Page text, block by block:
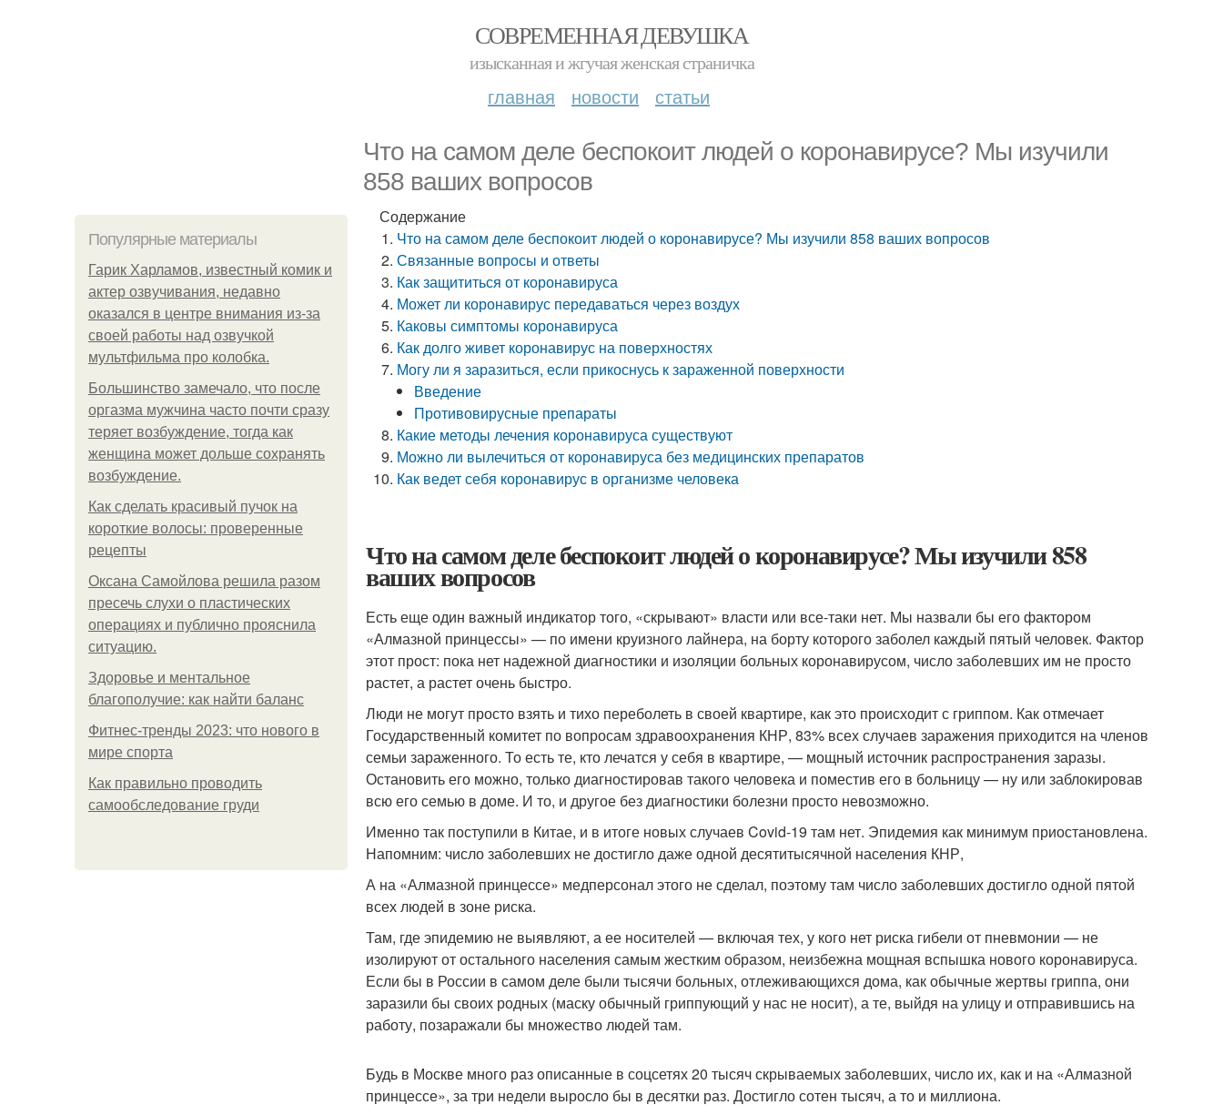
СОВРЕМЕННАЯ ДЕВУШКА
изысканная и жгучая женская страничка
главная новости статьи
Что на самом деле беспокоит людей о коронавирусе? Мы изучили
858 ваших вопросов
Популярные материалы
Гарик Харламов, известный комик и
актер озвучивания, недавно
оказался в центре внимания из-за
своей работы над озвучкой
мультфильма про колобка.
Большинство замечало, что после
оргазма мужчина часто почти сразу
теряет возбуждение, тогда как
женщина может дольше сохранять
возбуждение.
Как сделать красивый пучок на
короткие волосы: проверенные
рецепты
Оксана Самойлова решила разом
пресечь слухи о пластических
операциях и публично прояснила
ситуацию.
Здоровье и ментальное
благополучие: как найти баланс
Фитнес-тренды 2023: что нового в
мире спорта
Как правильно проводить
самообследование груди
Содержание
Что на самом деле беспокоит людей о коронавирусе? Мы изучили 858 ваших вопросов
Связанные вопросы и ответы
Как защититься от коронавируса
Может ли коронавирус передаваться через воздух
Каковы симптомы коронавируса
Как долго живет коронавирус на поверхностях
Могу ли я заразиться, если прикоснусь к зараженной поверхности
Введение
Противовирусные препараты
Какие методы лечения коронавируса существуют
Можно ли вылечиться от коронавируса без медицинских препаратов
Как ведет себя коронавирус в организме человека
Что на самом деле беспокоит людей о коронавирусе? Мы изучили 858
ваших вопросов
Есть еще один важный индикатор того, «скрывают» власти или все-таки нет. Мы назвали бы его фактором
«Алмазной принцессы» — по имени круизного лайнера, на борту которого заболел каждый пятый человек. Фактор
этот прост: пока нет надежной диагностики и изоляции больных коронавирусом, число заболевших им не просто
растет, а растет очень быстро.
Люди не могут просто взять и тихо переболеть в своей квартире, как это происходит с гриппом. Как отмечает
Государственный комитет по вопросам здравоохранения КНР, 83% всех случаев заражения приходится на членов
семьи зараженного. То есть те, кто лечатся у себя в квартире, — мощный источник распространения заразы.
Остановить его можно, только диагностировав такого человека и поместив его в больницу — ну или заблокировав
всю его семью в доме. И то, и другое без диагностики болезни просто невозможно.
Именно так поступили в Китае, и в итоге новых случаев Covid-19 там нет. Эпидемия как минимум приостановлена.
Напомним: число заболевших не достигло даже одной десятитысячной населения КНР,
А на «Алмазной принцессе» медперсонал этого не сделал, поэтому там число заболевших достигло одной пятой
всех людей в зоне риска.
Там, где эпидемию не выявляют, а ее носителей — включая тех, у кого нет риска гибели от пневмонии — не
изолируют от остального населения самым жестким образом, неизбежна мощная вспышка нового коронавируса.
Если бы в России в самом деле были тысячи больных, отлеживающихся дома, как обычные жертвы гриппа, они
заразили бы своих родных (маску обычный гриппующий у нас не носит), а те, выйдя на улицу и отправившись на
работу, позаражали бы множество людей там.
Будь в Москве много раз описанные в соцсетях 20 тысяч скрываемых заболевших, число их, как и на «Алмазной
принцессе», за три недели выросло бы в десятки раз. Достигло сотен тысяч, а то и миллиона.